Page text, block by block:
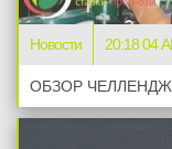
Новости 20:18 04
ОБЗОР